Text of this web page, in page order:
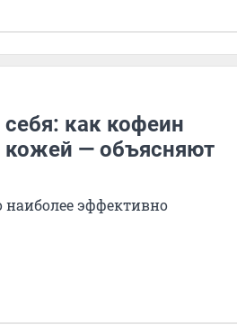
как кофеин
кожей — объясняют
наиболее эффективно